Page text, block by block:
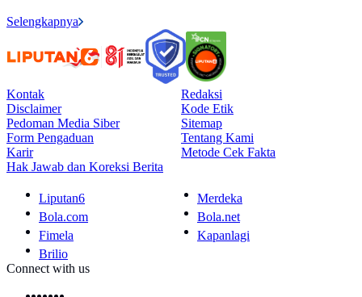
Selengkapnya
Kontak
Redaksi
Disclaimer
Kode Etik
Pedoman Media Siber
Sitemap
Form Pengaduan
Tentang Kami
Karir
Metode Cek Fakta
Hak Jawab dan Koreksi Berita
Liputan6
Merdeka
Bola.com
Bola.net
Fimela
Kapanlagi
Brilio
Connect with us